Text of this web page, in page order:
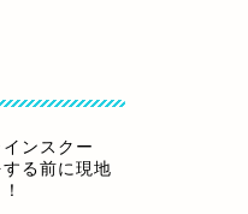
ンスクー
る前に現地